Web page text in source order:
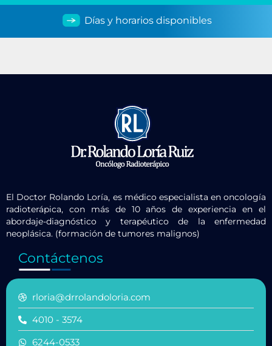
Días y horarios disponibles
El Doctor Rolando Loría, es médico especialista en oncología
radioterápica, con más de 10 años de experiencia en el
abordaje-diagnóstico y terapéutico de la enfermedad
neoplásica. (formación de tumores malignos)
Contáctenos
rloria@drrolandoloria.com
4010 - 3574
6244-0533